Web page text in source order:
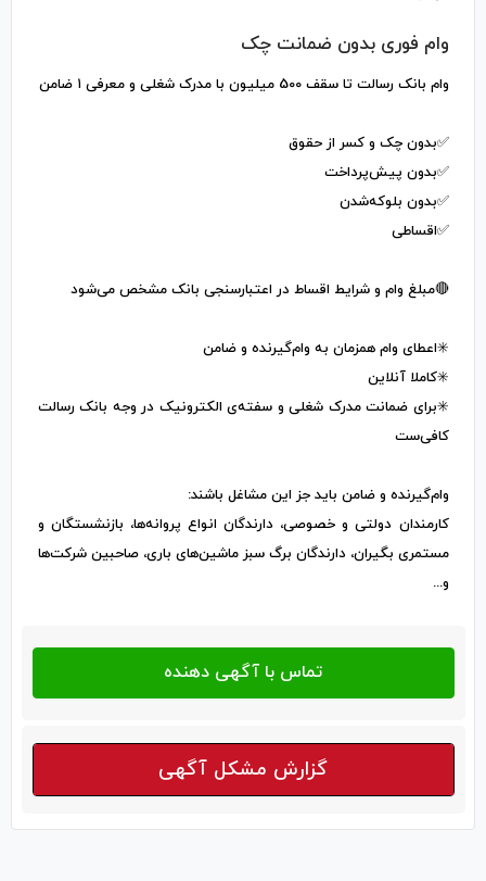
وام فوری بدون ضمانت چک
وام بانک رسالت تا سقف 500 میلیون با مدرک شغلی و معرفی ۱ ضامن
✅️بدون چک و کسر از حقوق
✅️بدون پیش‌پرداخت
✅️بدون بلوکه‌شدن
✅️اقساطی
🔴مبلغ وام و شرایط اقساط در اعتبارسنجی بانک مشخص می‌شود
✳️اعطای وام همزمان به وام‌گیرنده و ضامن
✳️کاملا آنلاین
✳️برای ضمانت مدرک شغلی و سفته‌ی الکترونیک در وجه بانک رسالت
کافی‌ست
وام‌گیرنده و ضامن باید جز این مشاغل باشند:
کارمندان دولتی و خصوصی، دارندگان انواع پروانه‌ها، بازنشستگان و
مستمری بگیران، دارندگان برگ سبز ماشین‌های باری، صاحبین شرکت‌ها
و...
گزارش مشکل آگهی